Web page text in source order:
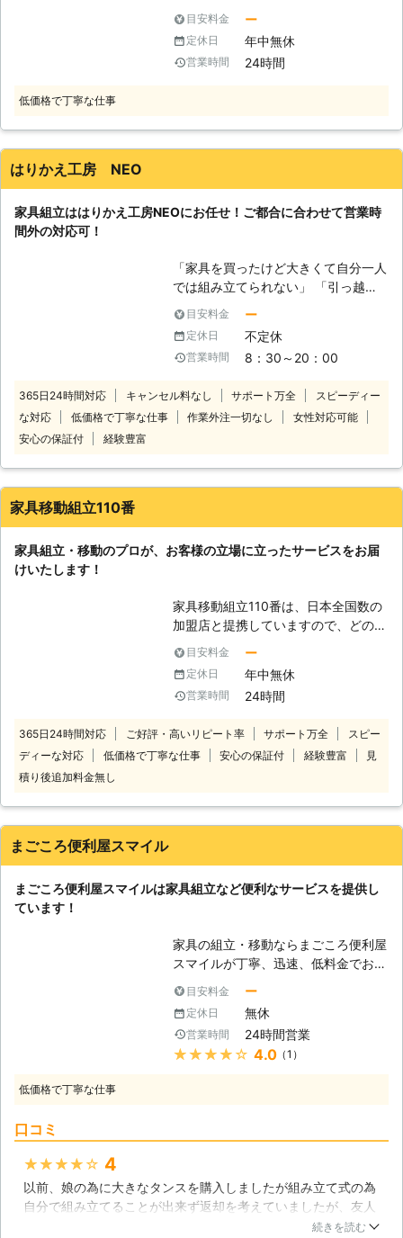
屋として、岐阜と愛知で様々なご依頼
にお応えしております。家具組立や移
動にお困りでしたら、私たちが家具組
立の経験を活かし、責任を持ってしっ
は、多くのお客様が出来上がりの写真
立について詳しい表記あまり載ってい
ない場合があります。また掲載されて
いたとしても、小さい文字であったり
して見逃してしまう事もあるでしょ
う。そうしたことで、いざ注文の商品
ら「パーツがたくさんあって大きくて
重い、部品やネジも複雑で難しい！」
という事が起きてしまいがちです。家
便利屋マルエムでは、こんな時のお助
が、部品のまま放置されている、なん
ていう悲しい事にならないように、き
ちんと組立をいたします。また、ご自
身で組み立てられたときに心配なのが
組立の際にネジの締めが弱かったり、
などが起きてしまう事です。東海地震
がいつ来るか分からないこの地域で
は、防災面からも特に大型の家具に関
があります。お困りの際には、ぜひ便
利屋マルエムまでご連絡ください。
目安料金 ー
定休日 年中無休
営業時間 24時間
低価格で丁寧な仕事
はりかえ工房 NEO
家具組立ははりかえ工房NEOにお任せ！ご都合に合わせて営業時
間外の対応可！
「家具を買ったけど大きくて自分一人
では組み立てられない」 「引っ越し
をして家具が多く大変だから組み立て
るのを手伝って欲しい」 「家具の組
立が苦手だから依頼したい」 このよ
うなときには、ぜひとも「はりかえ工
は、名古屋市緑区に拠点を起き、近郊
のお客様の御困りごとを解決していま
壊れてしまうおそれもあります。その
立困難な家具は私たちが組立ます。
【はりかえ工房NEOが選ばれる理
す。 ●夫婦で作業するから女性も安
心！一人暮らしの方の家具組立もお任
せ 当店は、夫婦でお客様の元に伺い
作業なので手際よく作業をおこなうこ
とができます。また、女性の一人暮ら
ます。 ※只今、新型コロナウイルス感
染防止のため、マスク着用にてご訪問
でお見積りをしていますのでご安心く
もとふすま・障子・網戸の張替えをお
こなってきました。そのため、細かい
作業や丁寧な作業を得意としていま
す。長年培った経験・技術でお客様の
大切な家具組立も丁寧に承ります。
名古屋で家具組立をご依頼ならはりか
え工房NEOにお任せください。早朝
染防止のため、マスク着用にてご訪問
目安料金 ー
定休日 不定休
営業時間 8：30～20：00
365日24時間対応 キャンセル料なし サポート万全
スピーディー
な対応
低価格で丁寧な仕事 作業外注一切なし
女性対応可能
安心の保証付
経験豊富
家具移動組立110番
家具組立・移動のプロが、お客様の立場に立ったサービスをお届
けいたします！
家具移動組立110番は、日本全国数の
加盟店と提携していますので、どの地
方にお住まいのお客様でも迅速に対応
いたします。 コールセンターでは24
時間365日年中無休でお電話を受け付
けています。 深夜でも早朝でもお客
話ください。 コールセンターのスタ
ッフがお客様のお悩みをお聞きしま
ほしい」 「説明書を見ても家具の組
り、お悩みのお客様はぜひ家具移動組
立110番をご利用ください。 大きくて
豊富なベテランが迅速に解決します。
家具移動組立110番では、家具の組立
作業や移動作業にお困りのお客様に喜
目安料金 ー
定休日 年中無休
営業時間 24時間
365日24時間対応 ご好評・高いリピート率 サポート万全
スピー
ディーな対応
低価格で丁寧な仕事 安心の保証付 経験豊富
見
積り後追加料金無し
まごころ便利屋スマイル
まごころ便利屋スマイルは家具組立など便利なサービスを提供し
ています！
家具の組立・移動ならまごころ便利屋
スマイルが丁寧、迅速、低料金でお手
い方の作業では、実は難しく危険な場
合もあるのです。まごころ便利屋スマ
イルでは様々な身の回りの困りごとに
対応しており、家具組立・移動ももち
側板、棚板、背面板、それぞれの場所
に付けなければならない大量のネジな
ど、初めて組立をされる方には非常に
目安料金 ー
定休日 無休
営業時間 24時間営業
★★★★★ 4.0（1）
低価格で丁寧な仕事
口コミ
★★★★★ 4
以前、娘の為に大きなタンスを購入しましたが組み立て式の為
自分で組み立てることが出来ず返却を考えていましたが、友人
に出勤組み立てサービス業者を紹介してもらい依頼する事を決
続きを読む